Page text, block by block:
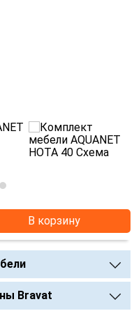
В корзину
Bravat